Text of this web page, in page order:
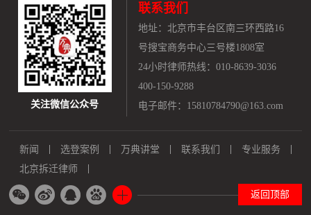
关注微信公众号
联系我们
地址： 北京市丰台区南三环西路16
号搜宝商务中心三号楼1808室
24小时律师热线：010-8639-3036
400-150-9288
电子邮件：15810784790@163.com
新闻 选登案例 万典讲堂 联系我们
专业服务
北京拆迁律师
返回顶部